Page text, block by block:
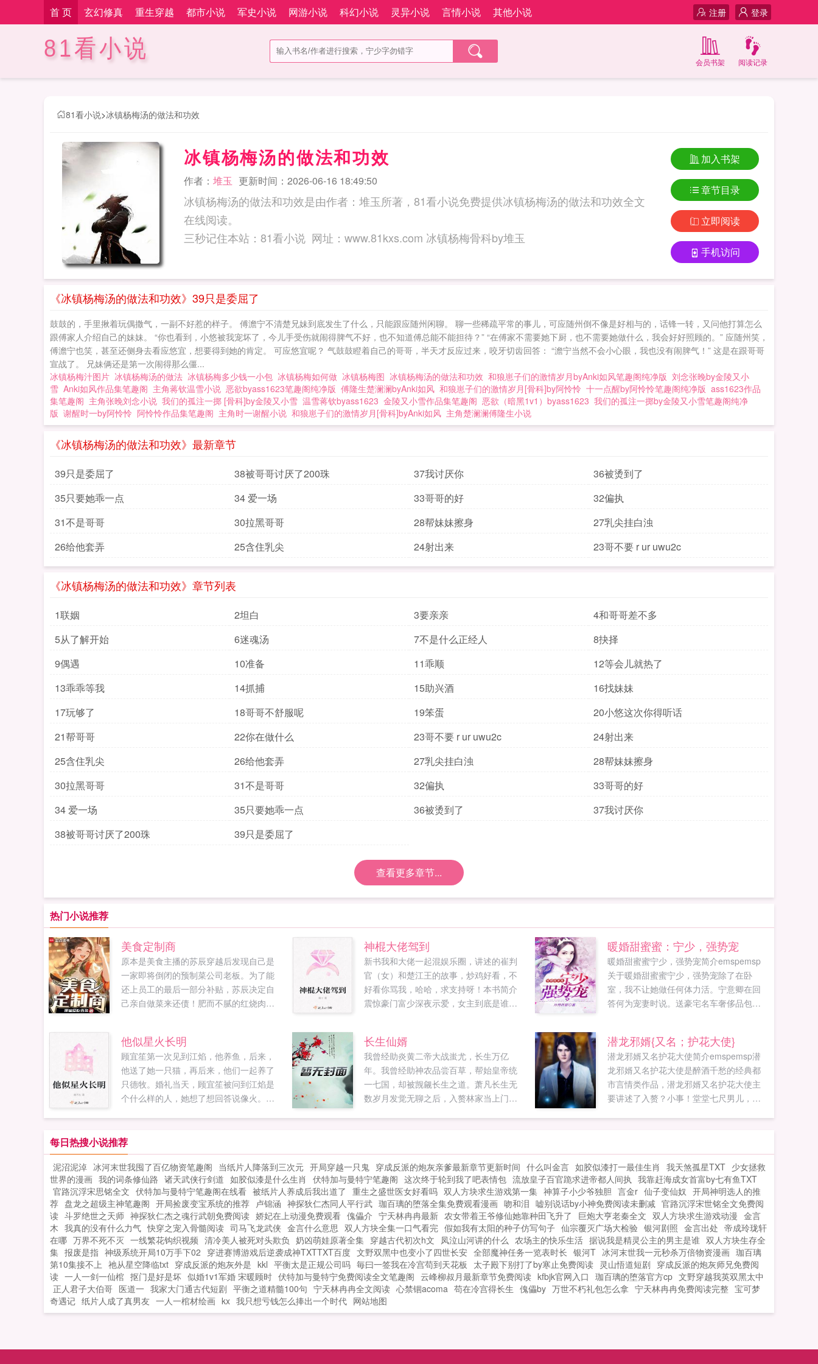
首 页 玄幻修真 重生穿越 都市小说 军史小说 网游小说 科幻小说 灵异小说 言情小说 其他小说 登录
注册
81看小说 阅读记录
会员书架
81看小说>冰镇杨梅汤的做法和功效
冰镇杨梅汤的做法和功效
作者： 堆玉 更新时间：2026-06-16 18:49:50
冰镇杨梅汤的做法和功效是由作者：堆玉所著，81看小说免费提供冰镇杨梅汤的做法和功效全文
在线阅读。
三秒记住本站：81看小说 网址：www.81kxs.com 冰镇杨梅骨科by堆玉
加入书架
章节目录
立即阅读
手机访问
《冰镇杨梅汤的做法和功效》39只是委屈了
鼓鼓的，手里揪着玩偶撒气，一副不好惹的样子。 傅澹宁不清楚兄妹到底发生了什么，只能跟应随州闲聊。 聊一些稀疏平常的事儿，可应随州倒不像是好相与的，话锋一转，又问他打算怎么
跟傅家人介绍自己的妹妹。 “你也看到，小悠被我宠坏了，今儿手受伤就闹得脾气不好，也不知道傅总能不能担待？” “在傅家不需要她下厨，也不需要她做什么，我会好好照顾的。” 应随州笑，
傅澹宁也笑，甚至还侧身去看应悠宜，想要得到她的肯定。 可应悠宜呢？ 气鼓鼓瞪着自己的哥哥，半天才反应过来，咬牙切齿回答： “澹宁当然不会小心眼，我也没有闹脾气！” 这是在跟哥哥
宣战了。 兄妹俩还是第一次闹得那么僵...
冰镇杨梅汁图片 冰镇杨梅汤的做法 冰镇杨梅多少钱一小包 冰镇杨梅如何做 冰镇杨梅图 冰镇杨梅汤的做法和功效 和狼崽子们的激情岁月byAnki如风笔趣阁纯净版 刘念张晚by金陵又小
雪 Anki如风作品集笔趣阁 主角蒋钦温雪小说 恶欲byass1623笔趣阁纯净版 傅隆生楚澜澜byAnki如风 和狼崽子们的激情岁月[骨科]by阿怜怜 十一点醒by阿怜怜笔趣阁纯净版 ass1623作品
集笔趣阁 主角张晚刘念小说 我们的孤注一掷 [骨科]by金陵又小雪 温雪蒋钦byass1623 金陵又小雪作品集笔趣阁 恶欲（暗黑1v1）byass1623 我们的孤注一掷by金陵又小雪笔趣阁纯净
版 谢醒时一by阿怜怜 阿怜怜作品集笔趣阁 主角时一谢醒小说 和狼崽子们的激情岁月[骨科]byAnki如风 主角楚澜澜傅隆生小说
《冰镇杨梅汤的做法和功效》最新章节
39只是委屈了 38被哥哥讨厌了200珠 37我讨厌你
36被烫到了
35只要她乖一点
34 爱一场 33哥哥的好
32偏执
31不是哥哥
30拉黑哥哥 28帮妹妹擦身
27乳尖挂白浊
26给他套弄
25含住乳尖 24射出来 23哥不要 r ur uwu2c
《冰镇杨梅汤的做法和功效》章节列表
1联姻 2坦白 3要亲亲
4和哥哥差不多
5从了解开始
6迷魂汤 7不是什么正经人
8抉择
9偶遇
10准备 11乖顺
12等会儿就热了
13乖乖等我
14抓捕 15助兴酒
16找妹妹
17玩够了
18哥哥不舒服呢 19笨蛋
20小悠这次你得听话
21帮哥哥
22你在做什么 23哥不要 r ur uwu2c
24射出来
25含住乳尖
26给他套弄 27乳尖挂白浊
28帮妹妹擦身
30拉黑哥哥
31不是哥哥 32偏执
33哥哥的好
34 爱一场
35只要她乖一点 36被烫到了
37我讨厌你
38被哥哥讨厌了200珠
39只是委屈了
查看更多章节...
热门小说推荐
美食定制商
原本是美食主播的苏辰穿越后发现自己是
一家即将倒闭的预制菜公司老板。为了能
还上员工的最后一部分补贴，苏辰决定自
己亲自做菜来还债！肥而不腻的红烧肉，
味摆上员工食堂的餐桌，公司里仅剩的几
名员工都震撼了！老板，明天我有个老同
学聚会，可以在咱们公司举行吗？给钱！
苏老板，我丈母娘过生日，辛苦您了可以
加钱！老板！我有个同学说想来咱们公司
上班，工资不工资的无所谓，主要是给吃
老板椅上，看着原本摆着办公桌的办公
区，如今都变成了餐桌，而且座无虚席。
我只是想把那点债务还清啊，怎么就把公
司变成了一家餐厅了？随着苏辰不断地制
作各种美食，直到某天，来自远方的一封
信函让苏辰陷入了沉思苏老板，这次外宾
接待，劳烦您了。如果您喜欢美食定制
商，别忘记分享给朋友...
神棍大佬驾到
新书我和大佬一起混娱乐圈，讲述的崔判
官（女）和楚江王的故事，炒鸡好看，不
好看你骂我，哈哈，求支持呀！本书简介
震惊豪门富少深夜示爱，女主到底是谁？
什么让她挥金如土，是什么让她敢指着地
产大佬的头痛骂，是爱情吗？是亲情吗？
当然...
暖婚甜蜜蜜：宁少，强势宠
暖婚甜蜜蜜宁少，强势宠简介emspemsp
关于暖婚甜蜜蜜宁少，强势宠除了在卧
室，我不让她做任何体力活。宁意卿在回
答何为宠妻时说。送豪宅名车奢侈品包
夜，这才是高...
他似星火长明
顾宜笙第一次见到江焰，他养鱼，后来，
他送了她一只猫，再后来，他们一起养了
只德牧。婚礼当天，顾宜笙被问到江焰是
个什么样的人，她想了想回答说像火。一
个。顾宜笙羞得小脸通红，当天晚上就把
男人逼到了床上，火火，你怎么可以弃我
于不顾！智者不入爱河，但如果那个人是
你，就算是囚牢我也敢闯。我知征途无
果，可偏偏那个人是你，从此，夏日冬
雪，春风秋雨，我再无畏惧。如果您喜欢
他似星火长明，别忘记分享给朋友...
长生仙婿
我曾经助炎黄二帝大战蚩尤，长生万亿
年。我曾经助神农品尝百草，帮始皇帝统
一七国，却被觊觎长生之道。萧凡长生无
数岁月发觉无聊之后，入赘林家当上门女
潜龙邪婿{又名；护花大使}
潜龙邪婿又名护花大使简介emspemsp潜
龙邪婿又名护花大使是醉酒千愁的经典都
市言情类作品，潜龙邪婿又名护花大使主
要讲述了入赘？小事！堂堂七尺男儿，则
每日热搜小说推荐
泥沼泥淖 冰河末世我囤了百亿物资笔趣阁 当纸片人降落到三次元 开局穿越一只鬼 穿成反派的炮灰亲爹最新章节更新时间 什么叫金言 如胶似漆打一最佳生肖 我天煞孤星TXT 少女拯救
世界的漫画 我的词条修仙路 诸天武侠行剑道 如胶似漆是什么生肖 伏特加与曼特宁笔趣阁 这次终于轮到我了吧表情包 流放皇子百官跪求进帝都人间执 我靠赶海成女首富by七有鱼TXT
官路沉浮宋思铭全文 伏特加与曼特宁笔趣阁在线看 被纸片人养成后我出道了 重生之盛世医女好看吗 双人方块求生游戏第一集 神算子小少爷独胆 言金r 仙子变仙奴 开局神明选人的推
荐 盘龙之超级主神笔趣阁 开局捡废变宝系统的推荐 卢锦涵 神探狄仁杰同人平行武 珈百璃的堕落全集免费观看漫画 吻和泪 嘘别说话by小神免费阅读未删减 官路沉浮宋世铭全文免费阅
读 斗罗绝世之天师 神探狄仁杰之魂行武朝免费阅读 娇妃在上动漫免费观看 傀儡介 宁天林冉冉最新 农女带着王爷修仙她靠种田飞升了 巨炮大亨老秦全文 双人方块求生游戏动漫 金言
木 我真的没有什么力气 快穿之宠入骨髓阅读 司马飞龙武侠 金言什么意思 双人方块全集一口气看完 假如我有太阳的种子仿写句子 仙宗覆灭广场大检验 银河剧照 金言出处 帝成玲珑轩
在哪 万界不死不灭 一线繁花钩织视频 清冷美人被死对头欺负 奶凶萌娃原著全集 穿越古代初次h文 凤泣山河讲的什么 农场主的快乐生活 据说我是精灵公主的男主是谁 双人方块生存全
集 报废是指 神级系统开局10万手下02 穿进赛博游戏后逆袭成神TXTTXT百度 文野双黑中也变小了四世长安 全部魔神任务一览表时长 银河T 冰河末世我一元秒杀万倍物资漫画 珈百璃
第10集接不上 祂从星空降临txt 穿成反派的炮灰外是 kkl 平衡太是正规公司吗 毎曰一签我在冷宫苟到天花板 太子殿下别打了by寒止免费阅读 灵山悟道短剧 穿成反派的炮灰师兄免费阅
读 一人一剑一仙棺 抠门是好是坏 似婚1v1军婚 宋暖顾时 伏特加与曼特宁免费阅读全文笔趣阁 云峰柳叔月最新章节免费阅读 kfbjk官网入口 珈百璃的堕落官方cp 文野穿越我英双黑太中
正人君子大伯哥 医道一 我家大门通古代短剧 平衡之道精髓100句 宁天林冉冉全文阅读 心禁锢acoma 苟在冷宫得长生 傀儡by 万世不朽礼包怎么拿 宁天林冉冉免费阅读完整 宝可梦
奇遇记 纸片人成了真男友 一人一棺材绘画 kx 我只想亏钱怎么捧出一个时代 网站地图